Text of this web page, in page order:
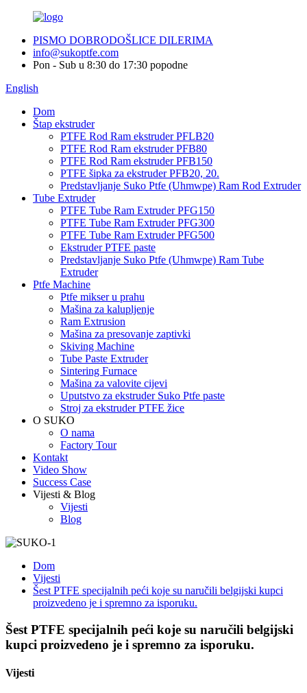
PISMO DOBRODOŠLICE DILERIMA
info@sukoptfe.com
Pon - Sub u 8:30 do 17:30 popodne
English
Dom
Štap ekstruder
PTFE Rod Ram ekstruder PFLB20
PTFE Rod Ram ekstruder PFB80
PTFE Rod Ram ekstruder PFB150
PTFE šipka za ekstruder PFB20, 20.
Predstavljanje Suko Ptfe (Uhmwpe) Ram Rod Extruder
Tube Extruder
PTFE Tube Ram Extruder PFG150
PTFE Tube Ram Extruder PFG300
PTFE Tube Ram Extruder PFG500
Ekstruder PTFE paste
Predstavljanje Suko Ptfe (Uhmwpe) Ram Tube
Extruder
Ptfe Machine
Ptfe mikser u prahu
Mašina za kalupljenje
Ram Extrusion
Mašina za presovanje zaptivki
Skiving Machine
Tube Paste Extruder
Sintering Furnace
Mašina za valovite cijevi
Uputstvo za ekstruder Suko Ptfe paste
Stroj za ekstruder PTFE žice
O SUKO
O nama
Factory Tour
Kontakt
Video Show
Success Case
Vijesti & Blog
Vijesti
Blog
Dom
Vijesti
Šest PTFE specijalnih peći koje su naručili belgijski kupci
proizvedeno je i spremno za isporuku.
Šest PTFE specijalnih peći koje su naručili belgijski
kupci proizvedeno je i spremno za isporuku.
Vijesti